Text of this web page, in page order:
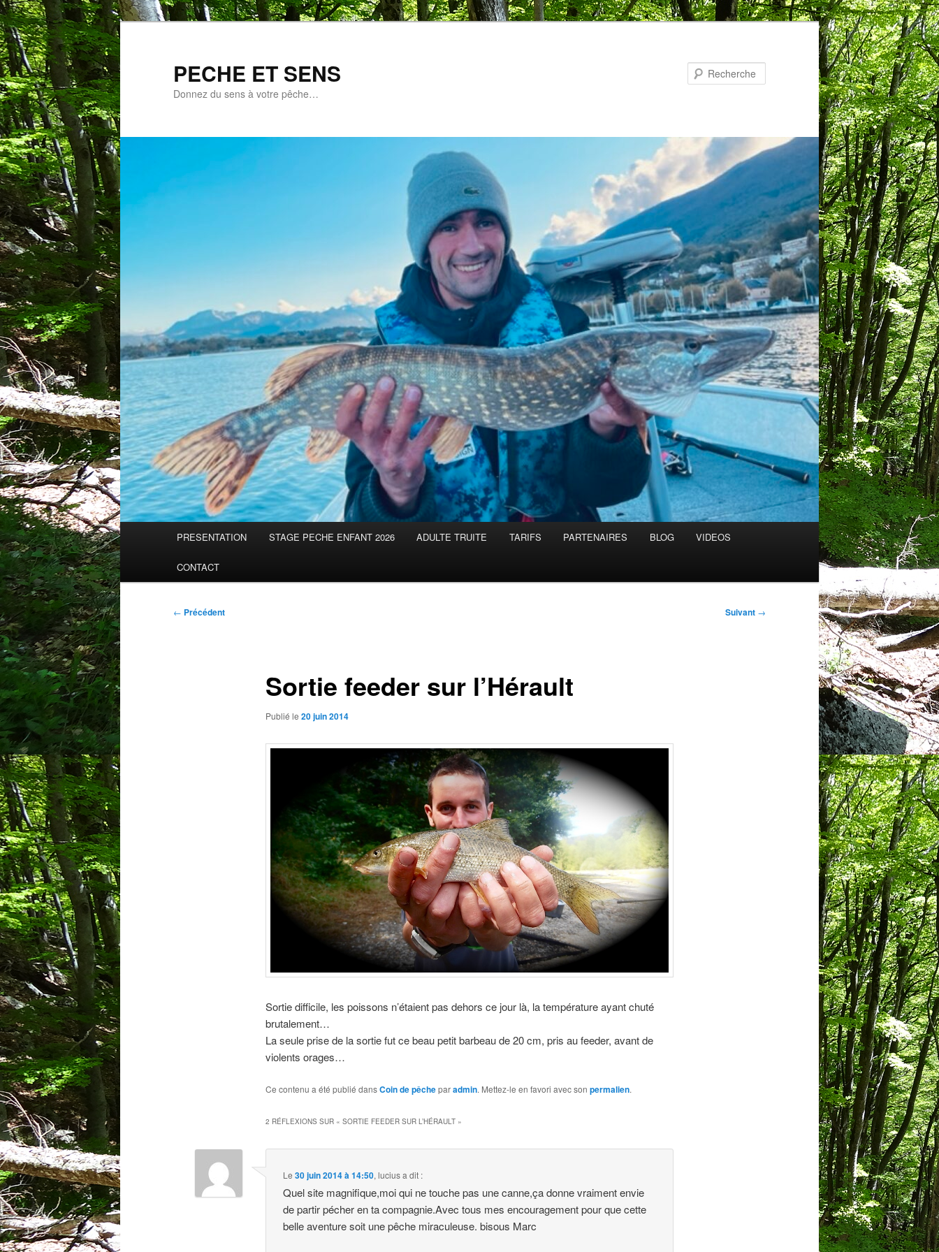
Aller
au
contenu
principal
PECHE ET SENS
Donnez du sens à votre pêche…
PRESENTATION STAGE PECHE ENFANT 2026 ADULTE TRUITE TARIFS PARTENAIRES BLOG VIDEOS
CONTACT
Navigation
← Précédent Suivant →
Sortie feeder sur l’Hérault
Publié le 20 juin 2014
Sortie difficile, les poissons n’étaient pas dehors ce jour là, la température ayant chuté
brutalement…
La seule prise de la sortie fut ce beau petit barbeau de 20 cm, pris au feeder, avant de
violents orages…
Ce contenu a été publié dansCoin de pêcheparadmin. Mettez-le en favori avec son permalien.
2 RÉFLEXIONS SUR « SORTIE FEEDER SUR L’HÉRAULT»
Le30 juin 2014 à 14:50,luciusa dit :
Quel site magnifique,moi qui ne touche pas une canne,ça donne vraiment envie
de partir pécher en ta compagnie.Avec tous mes encouragement pour que cette
belle aventure soit une pêche miraculeuse. bisous Marc